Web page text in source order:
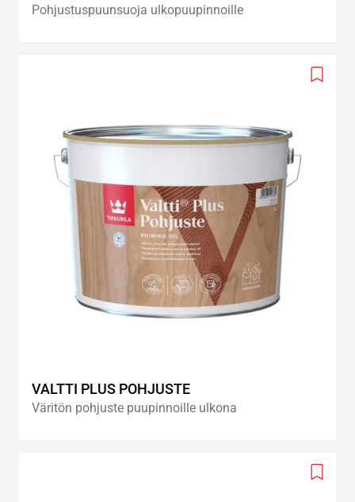
Pohjustuspuunsuoja ulkopuupinnoille
Add
VALTTI PLUS POHJUSTE
Väritön pohjuste puupinnoille ulkona
Add